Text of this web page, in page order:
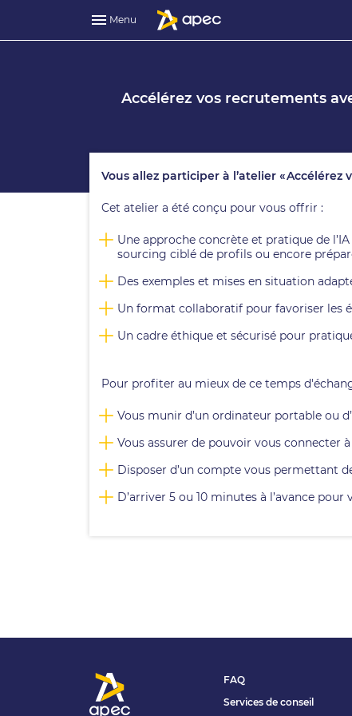
Menu
Accélérez vos recrutements
Vous allez participer à l’atelier « Accélérez
Cet atelier a été conçu pour vous offrir :
Une approche concrète et pratique de
sourcing ciblé de profils ou encore
Des exemples et mises en situation
Un format collaboratif pour favoriser les
Un cadre éthique et sécurisé pour
Pour profiter au mieux de ce temps
Vous munir d’un ordinateur portable ou
Vous assurer de pouvoir vous connecter
Disposer d’un compte vous permettant
D’arriver 5 ou 10 minutes à l’avance pour
FAQ
Services de conseil